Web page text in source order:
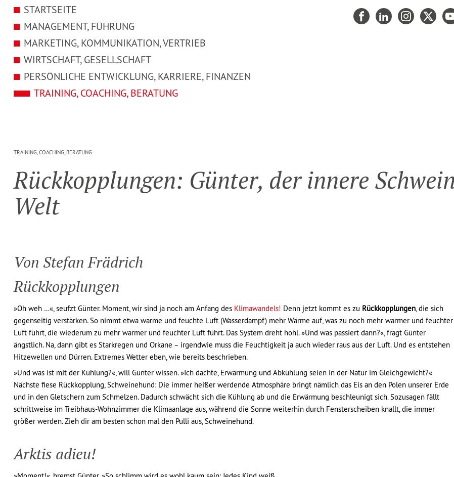
Rückkopplungen: Günter, der innere
TRAINING, COACHING, BERATUNG
Rück­kopp­lungen: Günter, der innere
Welt
Von Stefan Frädrich
Rückkopplungen
»Oh weh …«, seufzt Günter. Moment, wir sind ja noch am Anfang des Klimawandels! Denn jetzt kommt es zu Rückkopplungen, die sich
gegenseitig verstärken. So nimmt etwa warme und feuchte Luft (Wasserdampf) mehr Wärme auf, was zu noch mehr warmer und feuchter
Luft führt, die wiederum zu mehr warmer und feuchter Luft führt. Das System dreht hohl. »Und was passiert dann?«, fragt Günter
ängstlich. Na, dann gibt es Starkregen und Orkane – irgendwie muss die Feuchtigkeit ja auch wieder raus aus der Luft. Und es entstehen
Hitzewellen und Dürren. Extremes Wetter eben, wie bereits beschrieben.
»Und was ist mit der Kühlung?«, will Günter wissen. »Ich dachte, Erwärmung und Abkühlung seien in der Natur im Gleichgewicht?«
Nächste fiese Rückkopplung, Schweinehund: Die immer heißer werdende Atmosphäre bringt nämlich das Eis an den Polen unserer Erde
und in den Gletschern zum Schmelzen. Dadurch schwächt sich die Kühlung ab und die Erwärmung beschleunigt sich. Sozusagen fällt
schrittweise im Treibhaus-Wohnzimmer die Klimaanlage aus, während die Sonne weiterhin durch Fensterscheiben knallt, die immer
größer werden. Zieh dir am besten schon mal den Pulli aus, Schweinehund.
Arktis adieu!
STARTSEITE
MANAGEMENT, FÜHRUNG
MARKETING, KOMMUNIKATION, VERTRIEB
WIRTSCHAFT, GESELLSCHAFT
PERSÖNLICHE ENTWICKLUNG, KARRIERE, FINANZEN
TRAINING, COACHING, BERATUNG